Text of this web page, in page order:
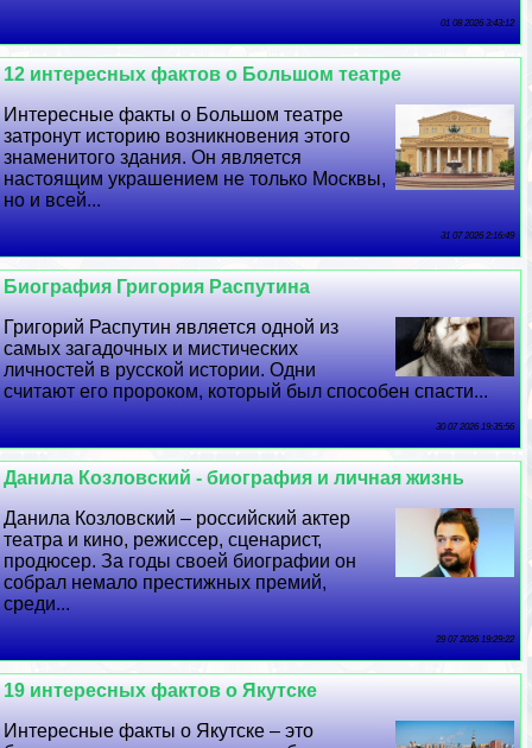
01 08 2026 3:43:12
12 интересных фактов о Большом театре
Интересные факты о Большом театре
затронут историю возникновения этого
знаменитого здания. Он является
настоящим украшением не только Москвы,
но и всей...
31 07 2026 2:16:49
Биография Григория Распутина
Григорий Распутин является одной из
самых загадочных и мистических
личностей в русской истории. Одни
считают его пророком, который был способен спасти...
30 07 2026 19:35:56
Данила Козловский - биография и личная жизнь
Данила Козловский – российский актер
театра и кино, режиссер, сценарист,
продюсер. За годы своей биографии он
собрал немало престижных премий,
среди...
29 07 2026 19:29:22
19 интересных фактов о Якутске
Интересные факты о Якутске – это